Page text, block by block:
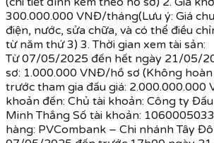
300.000.000 VNĐ/tháng(Lưu ý: Giá
điện, nước, sửa chữa, và có thể điều
từ năm thứ 3) 3. Thời gian xem tài sản:
Từ 07/05/2025 đến hết ngày 21/05/
sơ: 1.000.000 VNĐ/hồ sơ (Không hoàn
trước tham gia đấu giá: 2.000.000.000
khoản đến: Chủ tài khoản: Công ty
Minh Thắng Số tài khoản:
hàng: PVCombank – Chi nhánh Tây